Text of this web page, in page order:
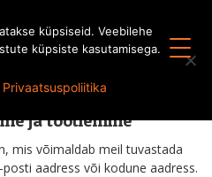
ja töötlemine
mis võimaldab meil tuvastada
aadress või kodune aadress.
küpsiseid. Veebilehe
küpsiste kasutamisega.
Privaatsuspoliitika